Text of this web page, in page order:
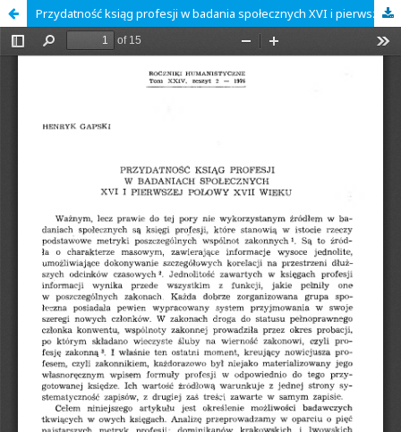
Przydatność ksiąg profesji w badania społecznych XVI i pierwszej połowy XVII wieku